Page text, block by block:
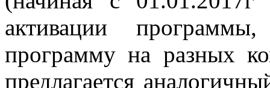
активации
программу на разных
предлагается